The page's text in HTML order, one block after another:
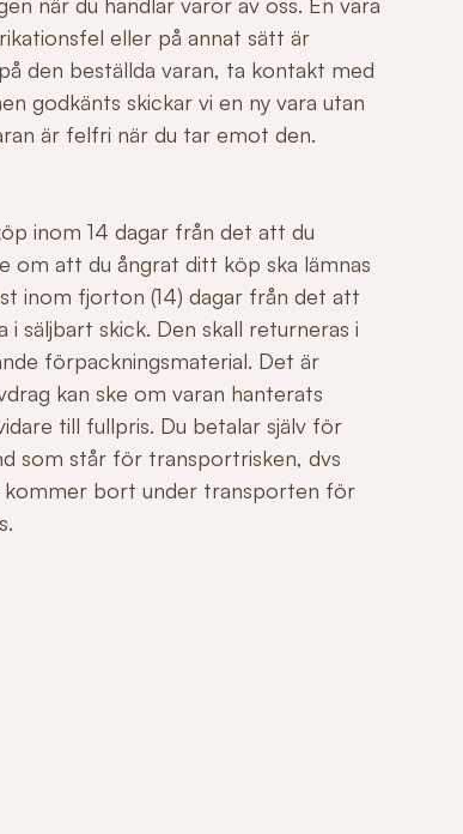
eller på annat sätt är
den beställda varan, ta kontakt med
godkänts skickar vi en ny vara utan
är felfri när du tar emot den.
inom 14 dagar från det att du
om att du ångrat ditt köp ska lämnas
inom fjorton (14) dagar från det att
i säljbart skick. Den skall returneras i
förpackningsmaterial. Det är
kan ske om varan hanterats
till fullpris. Du betalar själv för
som står för transportrisken, dvs
kommer bort under transporten för